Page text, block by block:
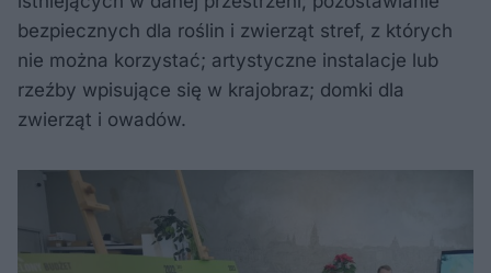
bezpiecznych dla roślin i zwierząt stref, z których
nie można korzystać; artystyczne instalacje lub
rzeźby wpisujące się w krajobraz; domki dla
zwierząt i owadów.